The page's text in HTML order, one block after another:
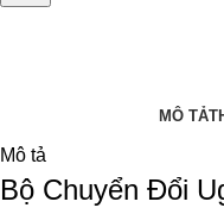
MÔ TẢ
Mô tả
Bộ Chuyển Đổi